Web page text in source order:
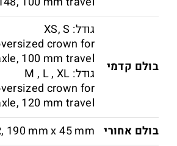
בולם קדמי
גודל: XS, S
crown for
100 mm travel
גודל: M , L , XL
crown for
120 mm travel
בולם אחורי
190 mm x 45 mm